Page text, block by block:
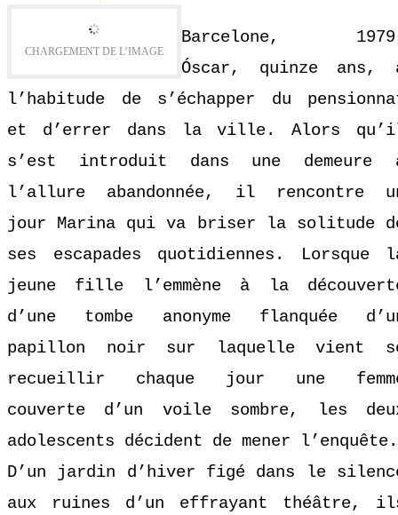
CHARGEMENT DE L’IMAGE
Barcelone,
Óscar, quinze ans,
l’habitude de s’échapper du
et d’errer dans la ville. Alors
s’est introduit dans une demeure
l’allure abandonnée, il rencontre
jour Marina qui va briser la solitude
ses escapades quotidiennes. Lorsque
jeune fille l’emmène à la
d’une tombe anonyme flanquée
papillon noir sur laquelle vient
recueillir chaque jour une
couverte d’un voile sombre, les
adolescents décident de mener l’enquête.
D’un jardin d’hiver figé dans le
aux ruines d’un effrayant théâtre,